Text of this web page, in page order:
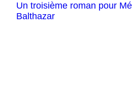
Un troisième roman pour
Balthazar